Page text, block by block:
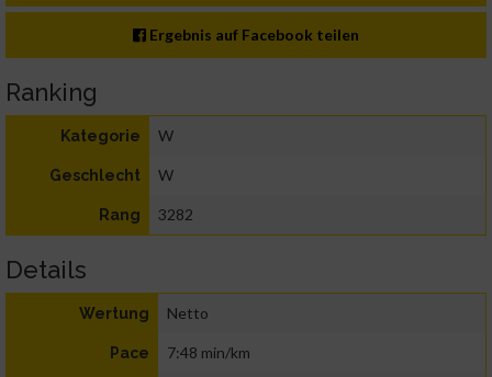
Ergebnis auf Facebook teilen
Ranking
Kategorie W
Geschlecht W
Rang 3282
Details
Wertung Netto
Pace 7:48 min/km